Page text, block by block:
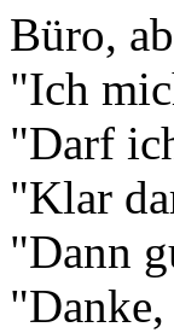
Büro,
"Ich
"Darf
"Klar
"Dann